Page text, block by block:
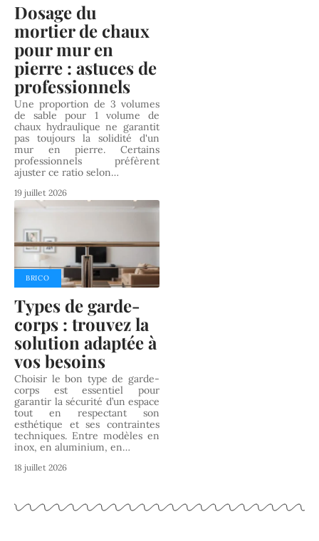
Dosage du
mortier de chaux
pour mur en
pierre : astuces de
professionnels
Une proportion de 3 volumes
de sable pour 1 volume de
chaux hydraulique ne garantit
pas toujours la solidité d'un
mur en pierre. Certains
professionnels préfèrent
ajuster ce ratio selon…
19 juillet 2026
BRICO
Types de garde-
corps : trouvez la
solution adaptée à
vos besoins
Choisir le bon type de garde-
corps est essentiel pour
garantir la sécurité d’un espace
tout en respectant son
esthétique et ses contraintes
techniques. Entre modèles en
inox, en aluminium, en…
18 juillet 2026